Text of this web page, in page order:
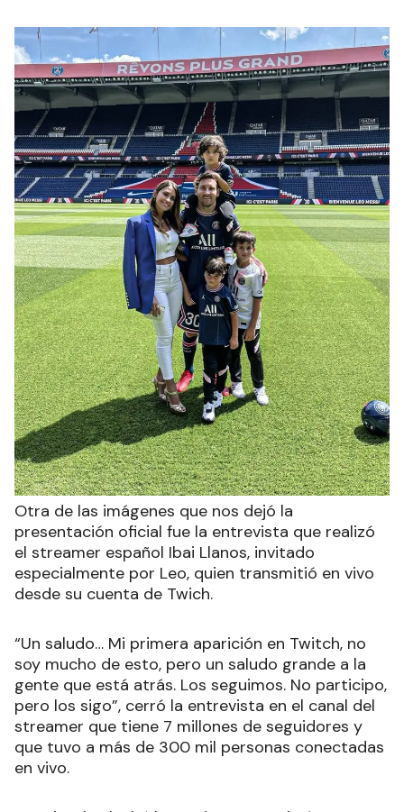
Otra de las imágenes que nos dejó la
presentación oficial fue la entrevista que realizó
el streamer español Ibai Llanos, invitado
especialmente por Leo, quien transmitió en vivo
desde su cuenta de Twich.
“Un saludo… Mi primera aparición en Twitch, no
soy mucho de esto, pero un saludo grande a la
gente que está atrás. Los seguimos. No participo,
pero los sigo”, cerró la entrevista en el canal del
streamer que tiene 7 millones de seguidores y
que tuvo a más de 300 mil personas conectadas
en vivo.